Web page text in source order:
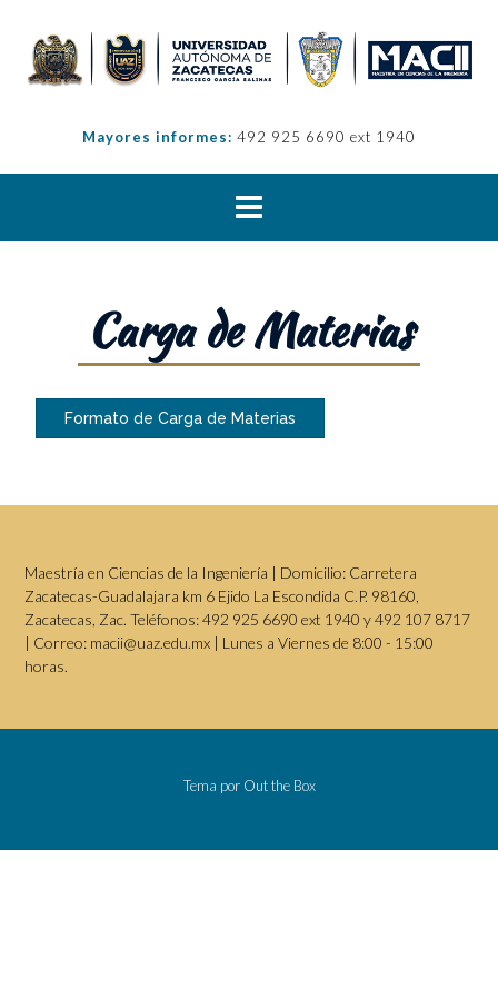
Mayores informes: 492 925 6690 ext 1940
Carga de Materias
Formato de Carga de Materias
Maestría en Ciencias de la Ingeniería | Domicilio: Carretera
Zacatecas-Guadalajara km 6 Ejido La Escondida C.P. 98160,
Zacatecas, Zac. Teléfonos: 492 925 6690 ext 1940 y 492 107 8717
| Correo: macii@uaz.edu.mx | Lunes a Viernes de 8:00 - 15:00
horas.
Tema por Out the Box